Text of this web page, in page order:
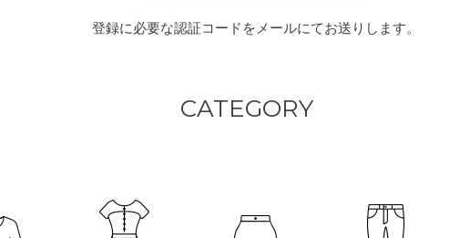
登録に必要な認証コードをメールにてお送りします。
CATEGORY